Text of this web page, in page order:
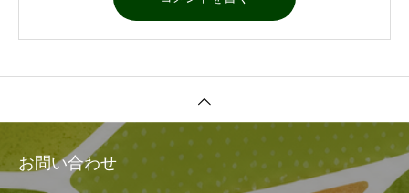
お問い合わせ